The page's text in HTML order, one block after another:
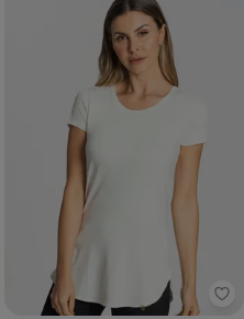
- Blusa (Listras